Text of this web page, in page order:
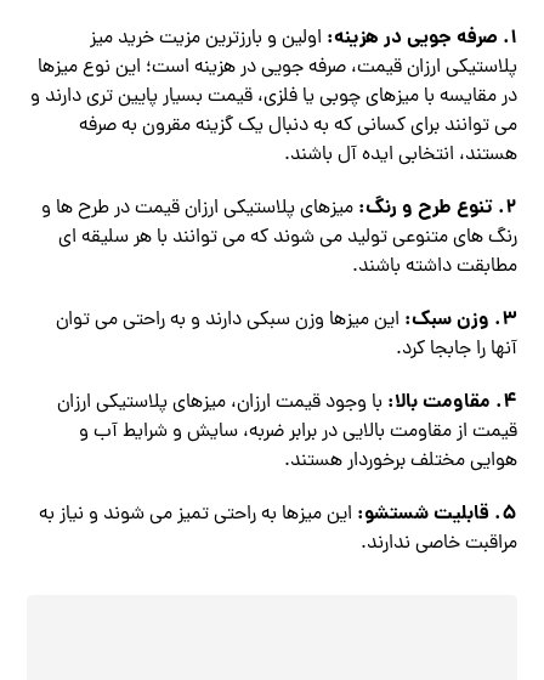
1. صرفه جویی در هزینه:
اولین و بارزترین مزیت خرید میز
پلاستیکی ارزان قیمت، صرفه جویی در هزینه است؛ این نوع میزها
در مقایسه با میزهای چوبی یا فلزی، قیمت بسیار پایین‌ تری دارند و
می‌ توانند برای کسانی که به دنبال یک گزینه مقرون به صرفه
هستند، انتخابی ایده‌ آل باشند.
2. تنوع طرح و رنگ:
میزهای پلاستیکی ارزان قیمت در طرح‌ ها و
رنگ‌ های متنوعی تولید می‌ شوند که می‌ توانند با هر سلیقه‌ ای
مطابقت داشته باشند.
3. وزن سبک:
این میزها وزن سبکی دارند و به راحتی می‌ توان
آنها را جابجا کرد.
4. مقاومت بالا:
با وجود قیمت ارزان، میزهای پلاستیکی ارزان
قیمت از مقاومت بالایی در برابر ضربه، سایش و شرایط آب و
هوایی مختلف برخوردار هستند.
5. قابلیت شستشو:
این میزها به راحتی تمیز می‌ شوند و نیاز به
مراقبت خاصی ندارند.